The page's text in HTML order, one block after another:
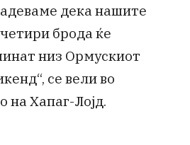
дека нашите
брода ќе
низ Ормускиот
се вели во
на Хапаг-Лојд.